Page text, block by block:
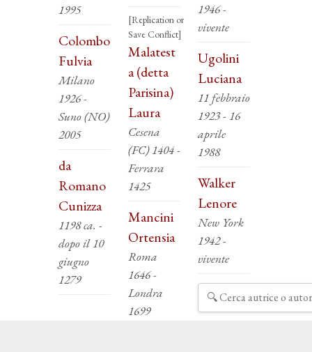
1995
Colombo
Fulvia
Milano
1926 -
Suno (NO)
2005
da
Romano
Cunizza
1198 ca. -
dopo il 10
giugno
1279
[Replication or
Save Conflict]
Malatest
a (detta
Parisina)
Laura
Cesena
(FC) 1404 -
Ferrara
1425
Mancini
Ortensia
Roma
1646 -
Londra
1699
1946 -
vivente
Ugolini
Luciana
11 febbraio
1923 - 16
aprile
1988
Walker
Lenore
New York
1942 -
vivente